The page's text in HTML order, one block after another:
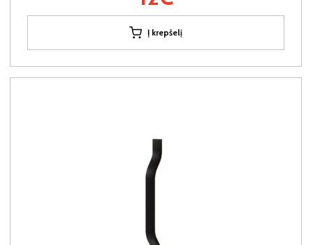
Į krepšelį